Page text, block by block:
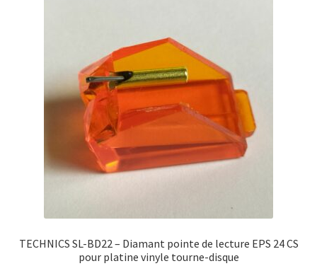
TECHNICS SL-BD22 – Diamant pointe de lecture EPS 24 CS
pour platine vinyle tourne-disque